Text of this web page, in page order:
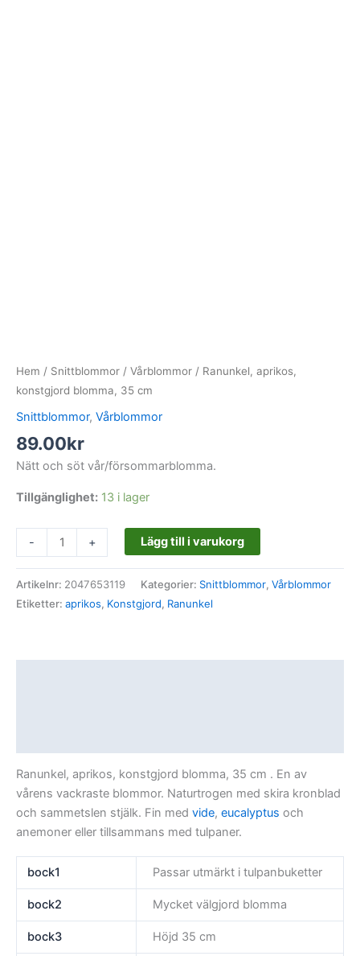
Hem / Snittblommor / Vårblommor / Ranunkel, aprikos,
konstgjord blomma, 35 cm
Snittblommor, Vårblommor
89.00kr
Nätt och söt vår/försommarblomma.
Tillgänglighet: 13 i lager
- + Lägg till i varukorg
Artikelnr: 2047653119 Kategorier: Snittblommor, Vårblommor
Etiketter: aprikos, Konstgjord, Ranunkel
Ranunkel, aprikos, konstgjord blomma, 35 cm . En av
vårens vackraste blommor. Naturtrogen med skira kronblad
och sammetslen stjälk. Fin med vide, eucalyptus och
anemoner eller tillsammans med tulpaner.
bock1 Passar utmärkt i tulpanbuketter
bock2 Mycket välgjord blomma
bock3 Höjd 35 cm